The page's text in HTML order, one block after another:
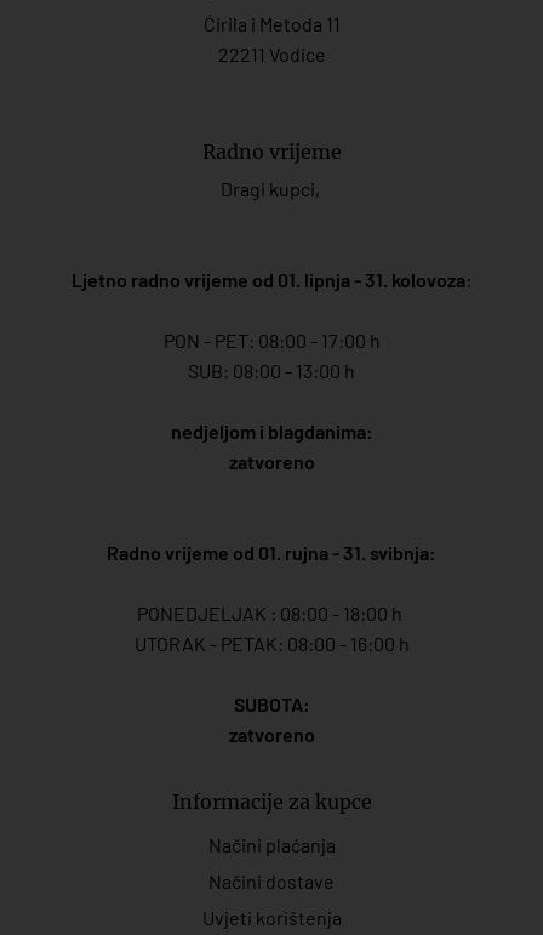
Ćirila i Metoda 11
22211 Vodice
Radno vrijeme
Dragi kupci,
Ljetno radno vrijeme od 01. lipnja - 31. kolovoza:
PON - PET: 08:00 - 17:00 h
SUB: 08:00 - 13:00 h
nedjeljom i blagdanima:
zatvoreno
Radno vrijeme od 01. rujna - 31. svibnja:
PONEDJELJAK : 08:00 - 18:00 h
UTORAK - PETAK: 08:00 - 16:00 h
SUBOTA:
zatvoreno
Informacije za kupce
Načini plaćanja
Načini dostave
Uvjeti korištenja